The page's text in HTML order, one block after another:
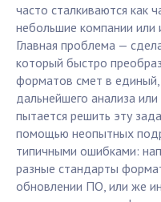
часто сталкиваются как
небольшие компании или
Главная проблема —
который быстро
форматов смет в
дальнейшего анализа
пытается решить эту
помощью неопытных
типичными ошибками:
разные стандарты
обновлении ПО, или же